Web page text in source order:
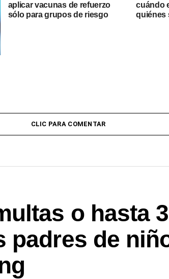
aplicar vacunas de refuerzo
sólo para grupos de riesgo
cuándo
quiénes
CLIC PARA COMENTAR
o hasta
padres de